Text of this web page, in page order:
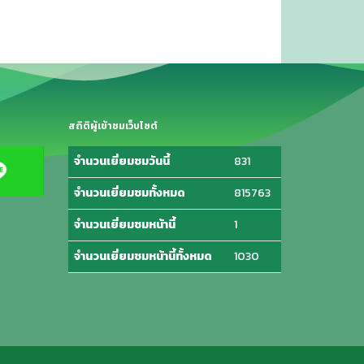
สถิติผู้เข้าชมเว็บไซต์
จำนวนเยี่ยมชมวันนี้
831
จำนวนเยี่ยมชมทั้งหมด
815763
จำนวนเยี่ยมชมหน้านี้
1
จำนวนเยี่ยมชมหน้านี้ทั้งหมด
1030